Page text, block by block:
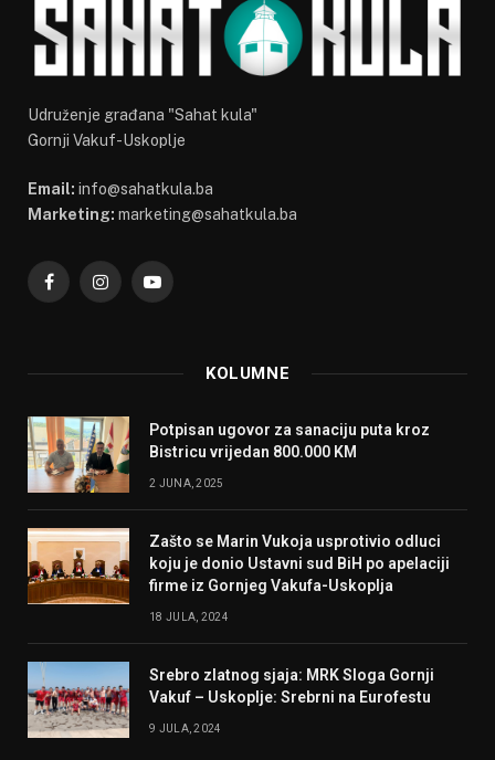
Udruženje građana "Sahat kula"
Gornji Vakuf-Uskoplje
Email: info@sahatkula.ba
Marketing: marketing@sahatkula.ba
FacebookInstagramYouTube
KOLUMNE
Potpisan ugovor za sanaciju puta kroz
Bistricu vrijedan 800.000 KM
2 JUNA, 2025
Zašto se Marin Vukoja usprotivio odluci
koju je donio Ustavni sud BiH po apelaciji
firme iz Gornjeg Vakufa-Uskoplja
18 JULA, 2024
Srebro zlatnog sjaja: MRK Sloga Gornji
Vakuf – Uskoplje: Srebrni na Eurofestu
9 JULA, 2024